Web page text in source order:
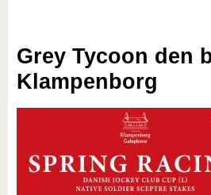
Grey Tycoon den
Klampenborg